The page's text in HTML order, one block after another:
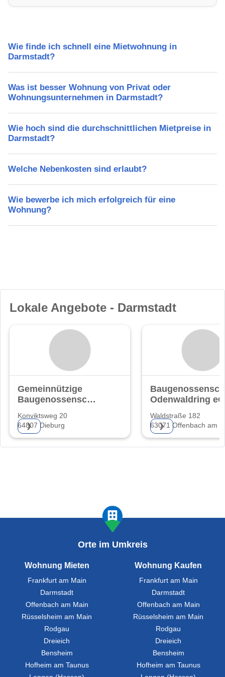
Wie finde ich schnell eine Mietwohnung in
Darmstadt?
Was ist besser Wohnung von Privat oder
Wohnungsunternehmen in Darmstadt?
Wie hoch sind die durchschnittlichen Mietpreise in
Darmstadt?
Welche Nebenkosten sind erlaubt?
Wie bewerbe ich mich erfolgreich für eine
Wohnung?
Lokale Angebote - Darmstadt
Gemeinnützige
Baugenossenschaft
Konviktsweg 20
64807 Dieburg
❯
Odenwaldring eG
Waldstraße 182
63071 Offenbach am
❯
Orte im Umkreis
Wohnung Mieten
Frankfurt am Main
Darmstadt
Offenbach am Main
Rüsselsheim am Main
Rodgau
Dreieich
Bensheim
Hofheim am Taunus
Wohnung Kaufen
Frankfurt am Main
Darmstadt
Offenbach am Main
Rüsselsheim am Main
Rodgau
Dreieich
Bensheim
Hofheim am Taunus